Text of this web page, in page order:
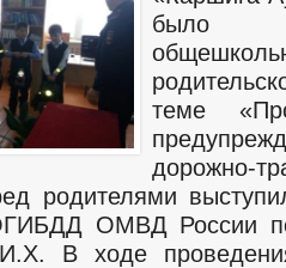
было
теме
дорожно-
родителями
ОМВД России
В ходе